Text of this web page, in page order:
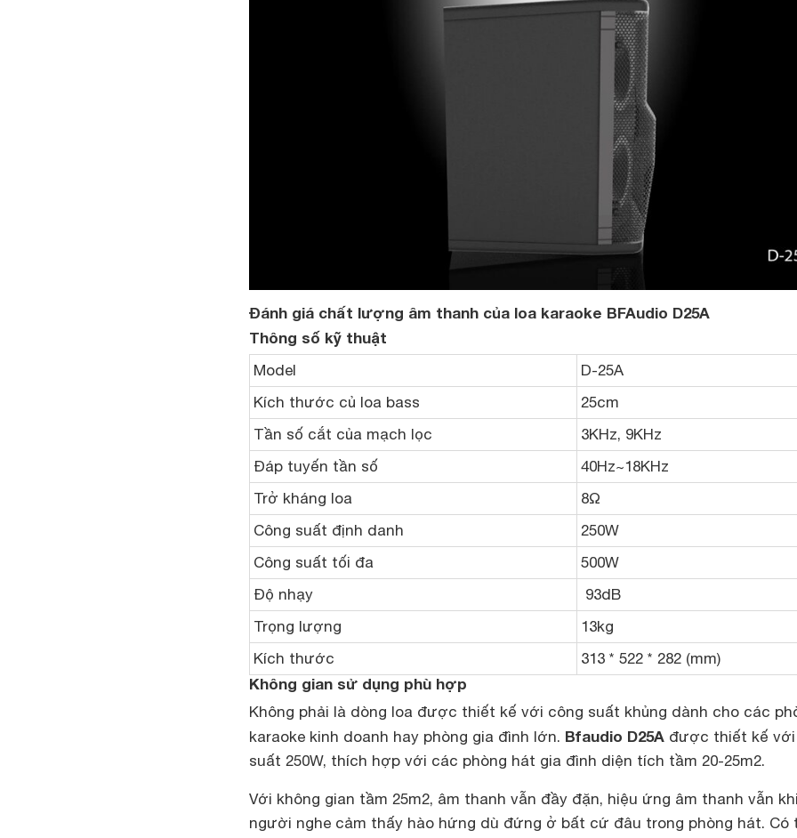
Đánh giá chất lượng âm thanh của loa karaoke BFAudio D25A
Thông số kỹ thuật
Model
D-25A
Kích thước củ loa bass
25cm
Tần số cắt của mạch lọc
3KHz, 9KHz
Đáp tuyến tần số
40Hz~18KHz
Trở kháng loa
8Ω
Công suất định danh
250W
Công suất tối đa
500W
Độ nhạy
93dB
Trọng lượng
13kg
Kích thước
313 * 522 * 282 (mm)
Không gian sử dụng phù hợp
Không phải là dòng loa được thiết kế với công suất khủng dành cho các
karaoke kinh doanh hay phòng gia đình lớn. Bfaudio D25A được thiết kế với
suất 250W, thích hợp với các phòng hát gia đình diện tích tầm 20-25m2.
Với không gian tầm 25m2, âm thanh vẫn đầy đặn, hiệu ứng âm thanh vẫn
người nghe cảm thấy hào hứng dù đứng ở bất cứ đâu trong phòng hát. Có